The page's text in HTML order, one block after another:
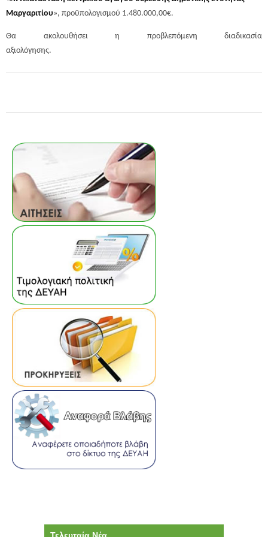
Μαργαριτίου», προϋπολογισμού 1.480.000,00€.
Θα ακολουθήσει η προβλεπόμενη διαδικασία
αξιολόγησης.